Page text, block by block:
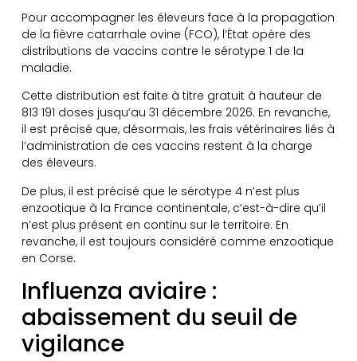
Pour accompagner les éleveurs face à la propagation
de la fièvre catarrhale ovine (FCO), l’État opère des
distributions de vaccins contre le sérotype 1 de la
maladie.
Cette distribution est faite à titre gratuit à hauteur de
813 191 doses jusqu’au 31 décembre 2026. En revanche,
il est précisé que, désormais, les frais vétérinaires liés à
l’administration de ces vaccins restent à la charge
des éleveurs.
De plus, il est précisé que le sérotype 4 n’est plus
enzootique à la France continentale, c’est-à-dire qu’il
n’est plus présent en continu sur le territoire. En
revanche, il est toujours considéré comme enzootique
en Corse.
Influenza aviaire :
abaissement du seuil de
vigilance